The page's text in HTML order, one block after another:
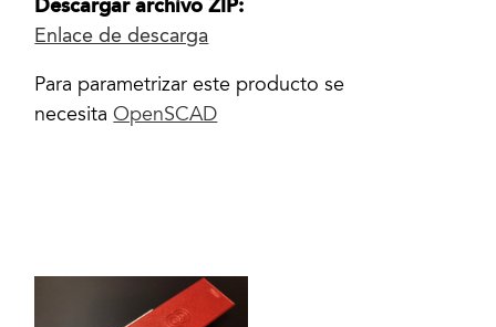
Descargar archivo ZIP:
Enlace de descarga
Para parametrizar este producto se
necesitaOpenSCAD